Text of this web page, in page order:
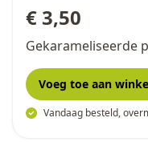
€ 3,50
Gekarameliseerde
Vandaag besteld,
Voeg toe aan